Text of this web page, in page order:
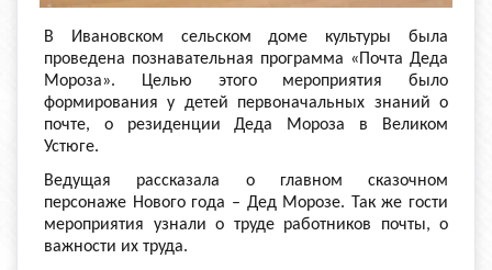
В Ивановском сельском доме культуры была
проведена познавательная программа «Почта Деда
Мороза». Целью этого мероприятия было
формирования у детей первоначальных знаний о
почте, о резиденции Деда Мороза в Великом
Устюге.
Ведущая рассказала о главном сказочном
персонаже Нового года – Дед Морозе. Так же гости
мероприятия узнали о труде работников почты, о
важности их труда.